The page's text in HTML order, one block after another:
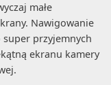
małe
Nawigowanie
przyjemnych
ekranu kamery